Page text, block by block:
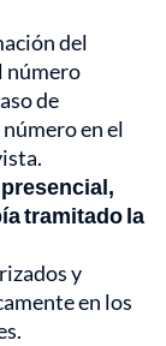
del
número
de
en el
tramitado la
y
en los